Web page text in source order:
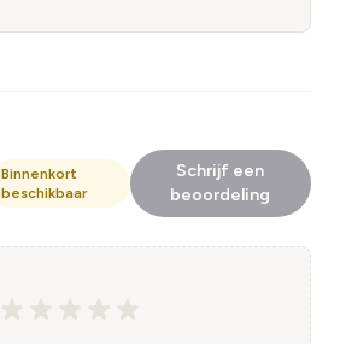
Binnenkort
beschikbaar
Schrijf een
beoordeling